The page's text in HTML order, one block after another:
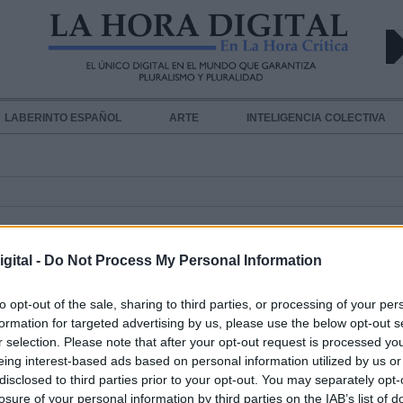
- Do Not Process My Personal Information
opt-out of the sale, sharing to third parties, or processing of your
for targeted advertising by us, please use the below opt-out
selection. Please note that after your opt-out request is processed
interest-based ads based on personal information utilized by us
to third parties prior to your opt-out. You may separately
of your personal information by third parties on the IAB’s list of
LABERINTO ESPAÑOL ARTE INTELIGENCIA COLECTIVA
"Plan de choque" contra el
medidas económicas, cierres de
suspensión de manifestaciones, y
congresos multitudinarios, entre